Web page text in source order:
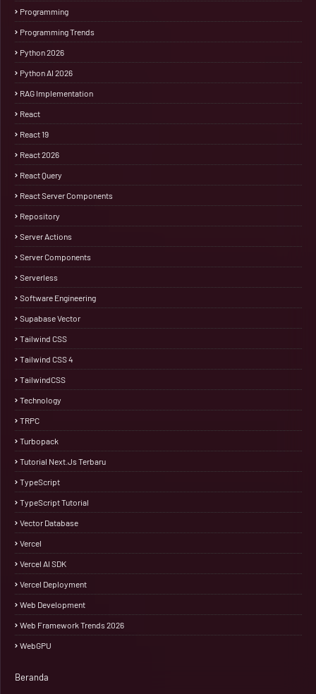
Programming
Programming Trends
Python 2026
Python AI 2026
RAG Implementation
React
React 19
React 2026
React Query
React Server Components
Repository
Server Actions
Server Components
Serverless
Software Engineering
Supabase Vector
Tailwind CSS
Tailwind CSS 4
TailwindCSS
Technology
TRPC
Turbopack
Tutorial Next.js Terbaru
TypeScript
TypeScript Tutorial
Vector Database
Vercel
Vercel AI SDK
Vercel Deployment
Web Development
Web Framework Trends 2026
WebGPU
Beranda